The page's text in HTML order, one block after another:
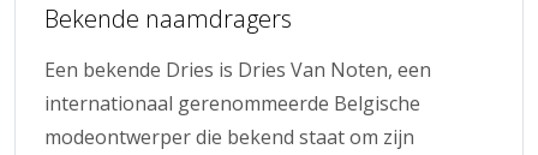
Bekende naamdragers
Een bekende Dries is Dries Van Noten, een
internationaal gerenommeerde Belgische
modeontwerper die bekend staat om zijn